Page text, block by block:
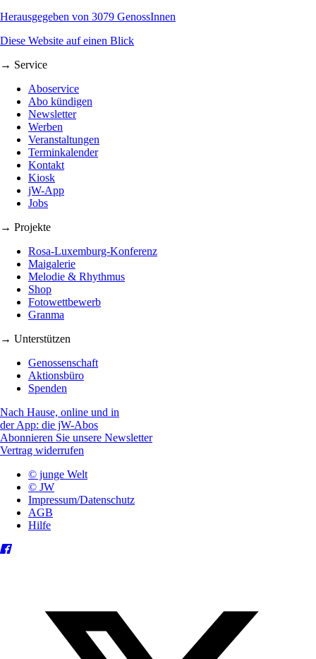
Herausgegeben von 3079 GenossInnen
Diese Website auf einen Blick
→ Service
Aboservice
Abo kündigen
Newsletter
Werben
Veranstaltungen
Terminkalender
Kontakt
Kiosk
jW-App
Jobs
→ Projekte
Rosa-Luxemburg-Konferenz
Maigalerie
Melodie & Rhythmus
Shop
Fotowettbewerb
Granma
→ Unterstützen
Genossenschaft
Aktionsbüro
Spenden
Nach Hause, online und in
der App: die jW-Abos
Abonnieren Sie unsere Newsletter
Vertrag widerrufen
© junge Welt
© JW
Impressum/Datenschutz
AGB
Hilfe